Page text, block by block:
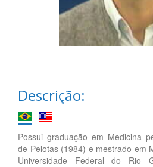
Descrição:
Possui graduação em Medicina
de Pelotas (1984) e mestrado em
Universidade Federal do Rio